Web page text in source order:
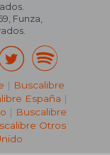
, Funza,
| Buscalibre
España |
| Buscalibre
Otros